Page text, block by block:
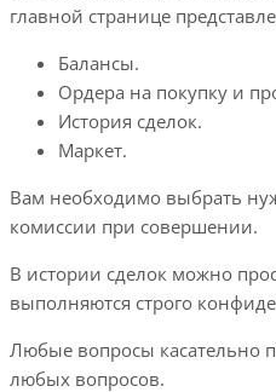
главной странице
Балансы.
Ордера на покупку и
История сделок.
Маркет.
Вам необходимо выбрать
комиссии при совершении.
В истории сделок можно
выполняются строго
Любые вопросы касательно
любых вопросов.